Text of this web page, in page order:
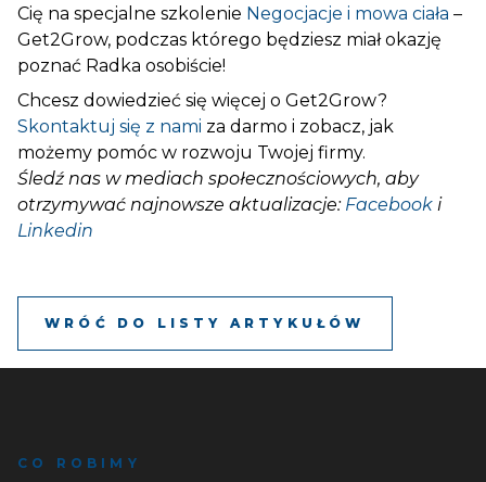
Cię na specjalne szkolenie Negocjacje i mowa ciała –
Get2Grow, podczas którego będziesz miał okazję
poznać Radka osobiście!
Chcesz dowiedzieć się więcej o Get2Grow?
Skontaktuj się z nami za darmo i zobacz, jak
możemy pomóc w rozwoju Twojej firmy.
Śledź nas w mediach społecznościowych, aby
otrzymywać najnowsze aktualizacje: Facebook i
Linkedin
WRÓĆ DO LISTY ARTYKUŁÓW
CO ROBIMY